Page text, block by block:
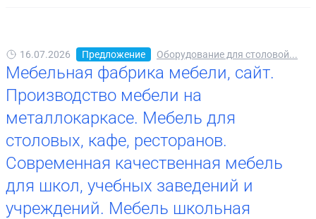
16.07.2026 Предложение Оборудование для столовой...
Мебельная фабрика мебели, сайт.
Производство мебели на
металлокаркасе. Мебель для
столовых, кафе, ресторанов.
Современная качественная мебель
для школ, учебных заведений и
учреждений. Мебель школьная